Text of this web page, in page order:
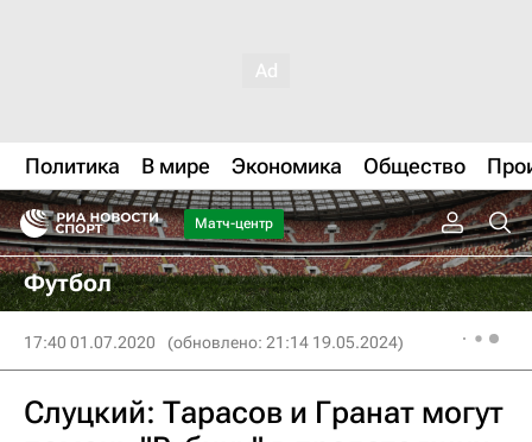
Политика В мире Экономика Общество
Матч-центр
Футбол
17:40 01.07.2020 (обновлено: 21:14 19.05.2024)
Слуцкий: Тарасов и Гранат могут